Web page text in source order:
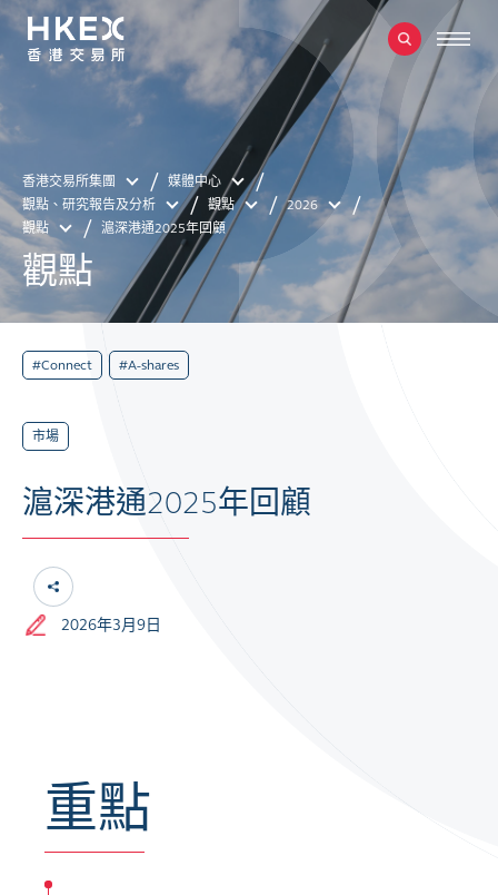
香港交易所集團
媒體中心
觀點、研究報告及分析
觀點
2026
觀點
滬深港通2025年回顧
觀點
#Connect #A-shares
市場
滬深港通2025年回顧
2026年3月9日
重點